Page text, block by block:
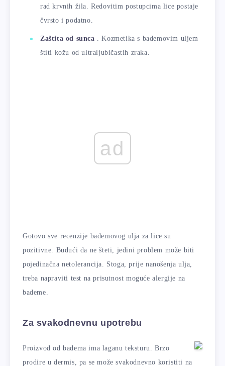
rad krvnih žila. Redovitim postupcima lice postaje
čvrsto i podatno.
Zaštita od sunca . Kozmetika s bademovim uljem
štiti kožu od ultraljubičastih zraka.
ad
Gotovo sve recenzije bademovog ulja za lice su
pozitivne. Budući da ne šteti, jedini problem može biti
pojedinačna netolerancija. Stoga, prije nanošenja ulja,
treba napraviti test na prisutnost moguće alergije na
bademe.
Za svakodnevnu upotrebu
Proizvod od badema ima laganu teksturu. Brzo
prodire u dermis, pa se može svakodnevno koristiti na